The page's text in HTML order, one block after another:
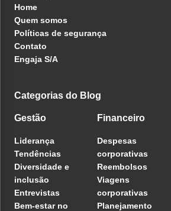
Home
Quem somos
Políticas de segurança
Contato
Engaja S/A
Categorias do Blog
Gestão
Liderança
Tendências
Diversidade e
inclusão
Entrevistas
Bem-estar no
Financeiro
Despesas
corporativas
Reembolsos
Viagens
corporativas
Planejamento